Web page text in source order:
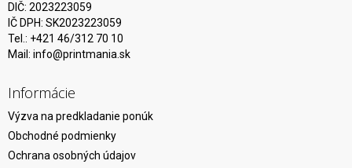
DIČ: 2023223059
IČ DPH: SK2023223059
Tel.: +421 46/312 70 10
Mail: info@printmania.sk
Informácie
Výzva na predkladanie ponúk
Obchodné podmienky
Ochrana osobných údajov